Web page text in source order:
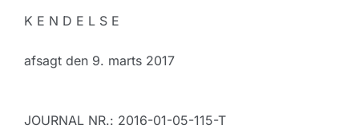
K E N D E L S E
afsagt den 9. marts 2017
JOURNAL NR.: 2016-01-05-115-T